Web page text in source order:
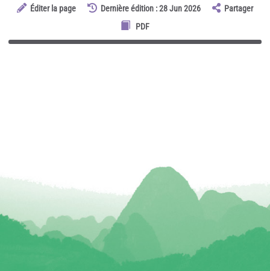
Éditer la page Dernière édition : 28 Jun 2026
Partager
PDF